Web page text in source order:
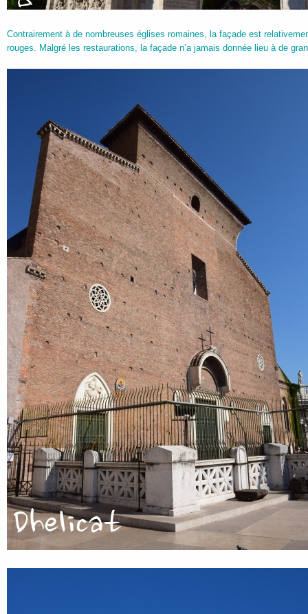
Contrairement à de nombreuses églises romaines, la façade est
rouges. Malgré les restaurations, la façade n’a jamais donnée lieu à de